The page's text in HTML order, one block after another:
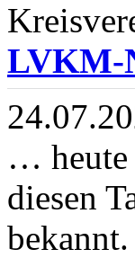
LVKM-
… heute
diesen